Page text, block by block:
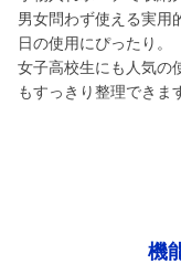
男女問わず使える実用
日の使用にぴったり。
女子高校生にも人気の
もすっきり整理できま
機